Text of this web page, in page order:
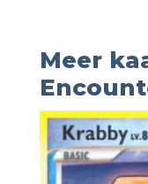
Meer